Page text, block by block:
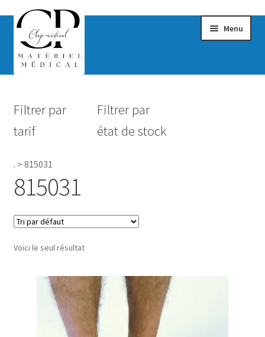
Menu
Hygiène
Accessoires Salle de bain
Sécurité
Filtrer par
tarif
Filtrer par
état de stock
. > 815031
815031
Voici le seul résultat